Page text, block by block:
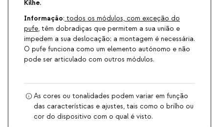
Kilhe.
Informação: todos os módulos, com exceção do
pufe, têm dobradiças que permitem a sua união e
impedem a sua deslocação; a montagem é necessária.
O pufe funciona como um elemento autónomo e não
pode ser articulado com outros módulos.
As cores ou tonalidades podem variar em função
das características e ajustes, tais como o brilho ou
cor do dispositivo com o qual é visto.